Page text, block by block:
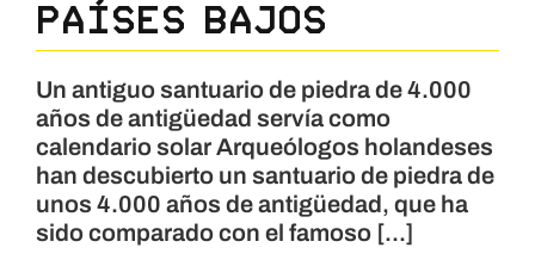
Países Bajos
Un antiguo santuario de piedra de 4.000
años de antigüedad servía como
calendario solar Arqueólogos holandeses
han descubierto un santuario de piedra de
unos 4.000 años de antigüedad, que ha
sido comparado con el famoso [...]